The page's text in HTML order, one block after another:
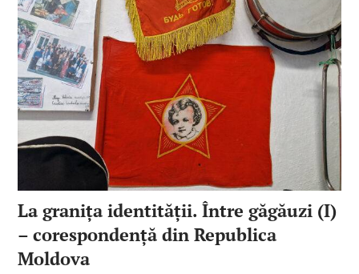
La granița identității. Între găgăuzi (I)
– corespondență din Republica
Moldova